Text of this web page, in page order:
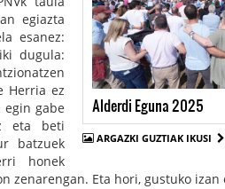
Alderdi Eguna 2025
ARGAZKI GUZTIAK IKUSI
egiazta
esanez:
dugula:
Herria ez
egin gabe
eta beti
batzuek
honek
Eta hori, gustuko izan